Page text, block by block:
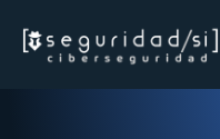
contenido